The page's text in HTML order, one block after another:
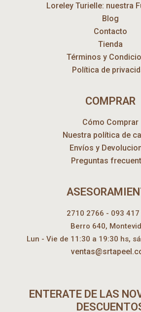
Loreley Turielle: nuestra
Blog
Contacto
Tienda
Términos y
Política de
COMPRAR
Cómo Comprar
Nuestra política de
Envíos y
Preguntas
2710 2766 - 093 417
Berro 640,
Lun - Vie de 11:30 a 19:30 hs,
ENTERATE DE LAS